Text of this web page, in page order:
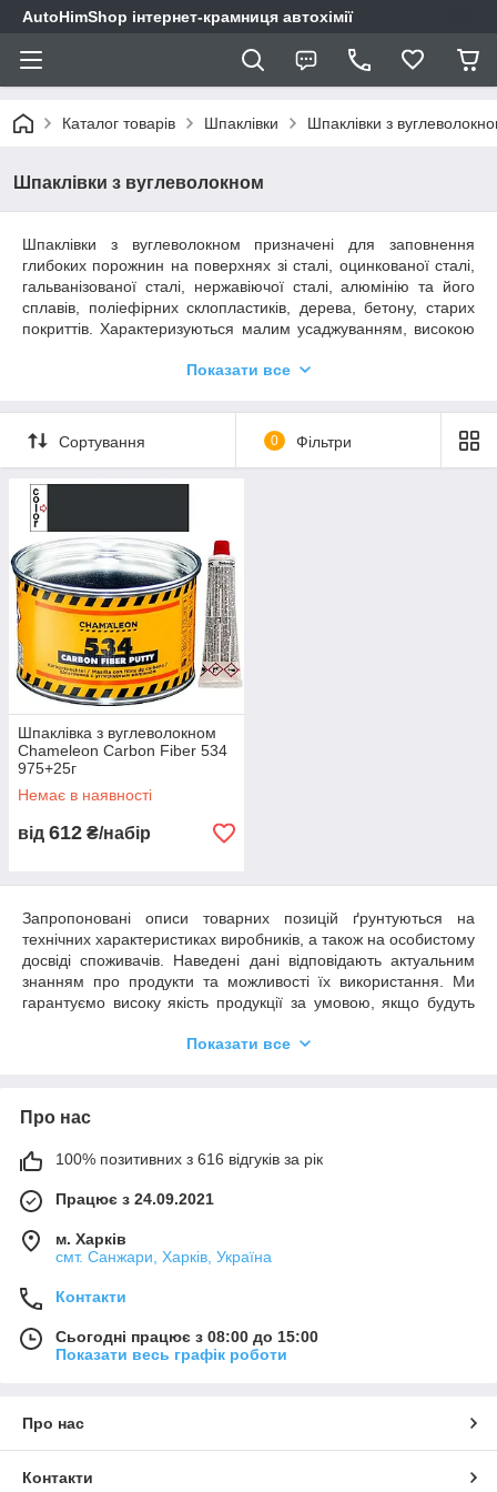
AutoHimShop інтернет-крамниця автохімії
Каталог товарів Шпаклівки Шпаклівки з
Шпаклівки з вуглеволокном
Шпаклівки з вуглеволокном призначені для заповнення
глибоких порожнин на поверхнях зі сталі, оцинкованої сталі,
гальванізованої сталі, нержавіючої сталі, алюмінію та його
сплавів, поліефірних склопластиків, дерева, бетону, старих
покриттів. Характеризуються малим усаджуванням, високою
адгезією до перерахованих матеріалів. На відміну від
на основі вуглецевого волокна, який відрізняється
надзвичайно високою міцністю та стабільністю.. Ця
обставина дозволяє застосовувати шпаклівки на ділянках зі
тріщинами. Шпаклівки легко наносяться та шліфуються
абразивними матеріалами. Вимагають подальшого
ґрунтування.
Показати все
Сортування 0 Фільтри
Шпаклівка з вуглеволокном
Chameleon Carbon Fiber 534
975+25г
Немає в наявності
від 612 ₴/набір
Запропоновані описи товарних позицій ґрунтуються на
технічних характеристиках виробників, а також на особистому
досвіді споживачів. Наведені дані відповідають актуальним
знанням про продукти та можливості їх використання. Ми
гарантуємо високу якість продукції за умовою, якщо будуть
Необхідним є пробне тестування обраного продукту у зв'язку
застосування продуктів, якщо на кінцевий результат мали
вплив фактори, що знаходяться поза зоною нашого
контролю.
Показати все
Про нас
100% позитивних з 616 відгуків за рік
Працює з 24.09.2021
м. Харків
смт. Санжари, Харків, Україна
Контакти
Сьогодні працює з 08:00 до 15:00
Показати весь графік роботи
Про нас
Контакти